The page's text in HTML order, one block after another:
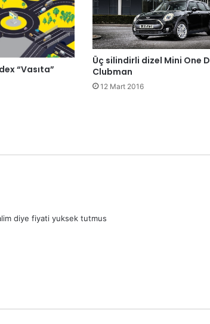
“Vasıta”
Üç silindirli dizel Mini One D
Clubman
12 Mart 2016
diye fiyati yuksek tutmus